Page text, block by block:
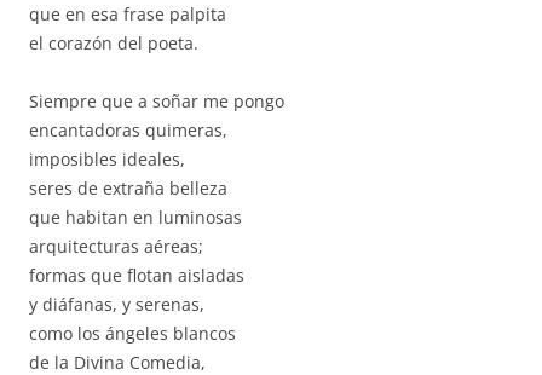
que en esa frase palpita
el corazón del poeta.
Siempre que a soñar me pongo
encantadoras quimeras,
imposibles ideales,
seres de extraña belleza
que habitan en luminosas
arquitecturas aéreas;
formas que flotan aisladas
y diáfanas, y serenas,
como los ángeles blancos
de la Divina Comedia,